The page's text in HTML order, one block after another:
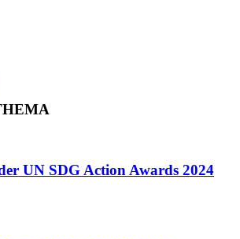
UN SDG Action Awards 2024